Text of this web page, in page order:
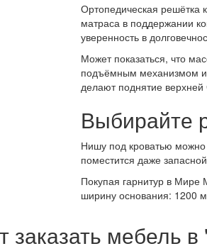
Ортопедическая решётка
матраса в поддержании
уверенность в
Может показаться, что
подъёмным механизмом
делают поднятие верхней
Выбирайте
Нишу под кроватью можно
поместится даже
Покупая гарнитур в Мире
ширину основания:
заказать мебель